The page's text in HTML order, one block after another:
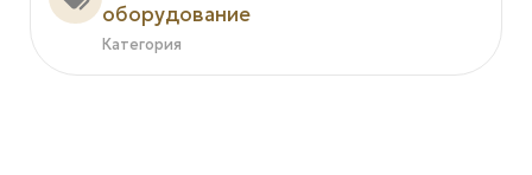
оборудование
Категория